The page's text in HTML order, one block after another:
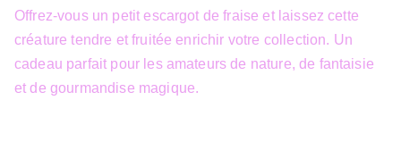
Offrez-vous un petit escargot de fraise et laissez cette
créature tendre et fruitée enrichir votre collection. Un
cadeau parfait pour les amateurs de nature, de fantaisie
et de gourmandise magique.